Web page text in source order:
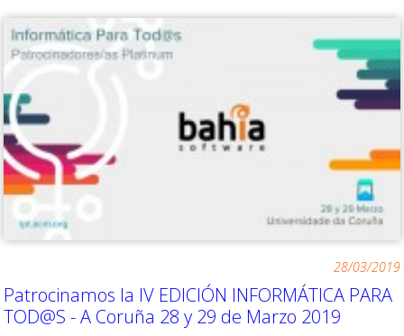
28/03/2019
Patrocinamos la IV EDICIÓN INFORMÁTICA PARA
TOD@S - A Coruña 28 y 29 de Marzo 2019